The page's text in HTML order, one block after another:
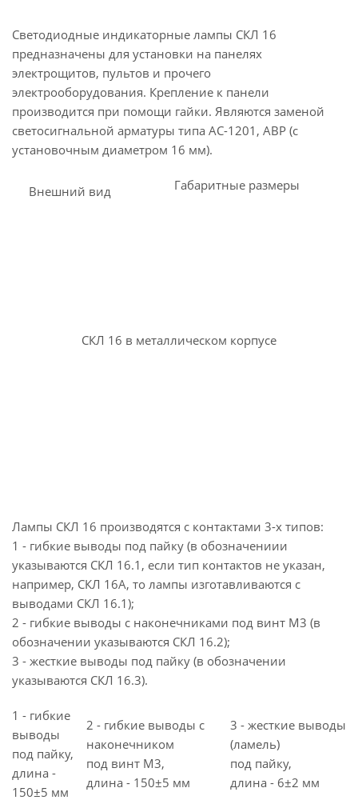
Светодиодные индикаторные лампы СКЛ 16
предназначены для установки на панелях
электрощитов, пультов и прочего
электрооборудования. Крепление к панели
производится при помощи гайки. Являются заменой
светосигнальной арматуры типа АС-1201, АВР (с
установочным диаметром 16 мм).
Внешний вид Габаритные размеры
СКЛ 16 в металлическом корпусе
Лампы СКЛ 16 производятся с контактами 3-х типов:
1 - гибкие выводы под пайку (в обозначениии
указываются СКЛ 16.1, если тип контактов не указан,
например, СКЛ 16А, то лампы изготавливаются с
выводами СКЛ 16.1);
2 - гибкие выводы с наконечниками под винт М3 (в
обозначении указываются СКЛ 16.2);
3 - жесткие выводы под пайку (в обозначении
указываются СКЛ 16.3).
1 - гибкие
выводы
под пайку,
длина -
150±5 мм
2 - гибкие выводы с
наконечником
под винт M3,
длина - 150±5 мм
3 - жесткие выводы
(ламель)
под пайку,
длина - 6±2 мм